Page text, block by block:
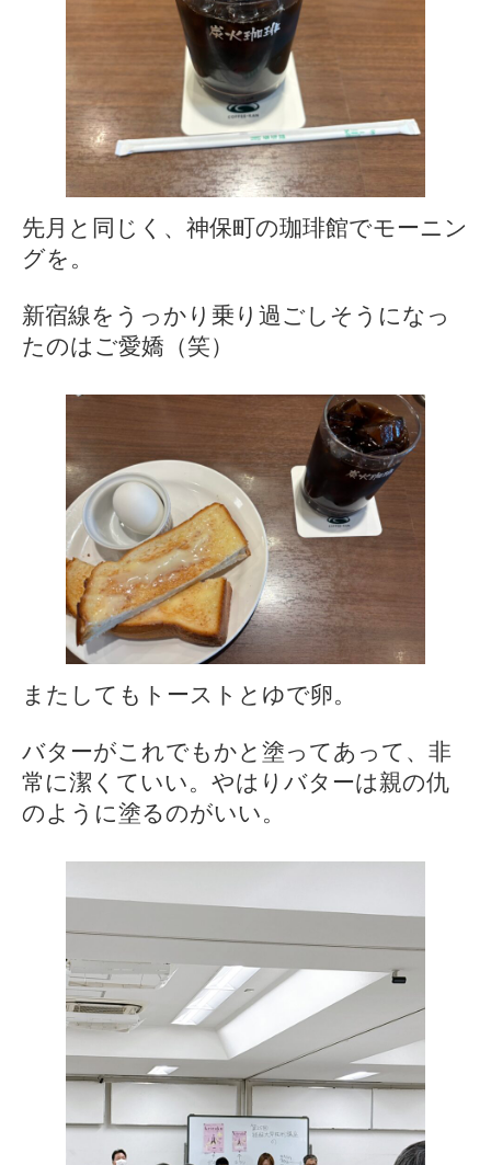
先月と同じく、神保町の珈琲館でモーニン
グを。
新宿線をうっかり乗り過ごしそうになっ
たのはご愛嬌（笑）
またしてもトーストとゆで卵。
バターがこれでもかと塗ってあって、非
常に潔くていい。やはりバターは親の仇
のように塗るのがいい。